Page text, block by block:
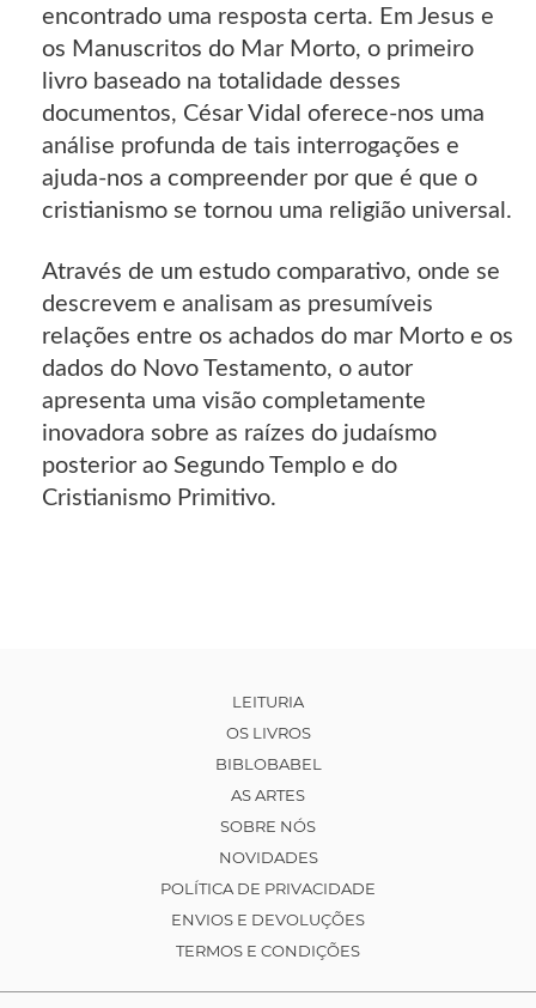
encontrado uma resposta certa. Em Jesus e
os Manuscritos do Mar Morto, o primeiro
livro baseado na totalidade desses
documentos, César Vidal oferece-nos uma
análise profunda de tais interrogações e
ajuda-nos a compreender por que é que o
cristianismo se tornou uma religião universal.
Através de um estudo comparativo, onde se
descrevem e analisam as presumíveis
relações entre os achados do mar Morto e os
dados do Novo Testamento, o autor
apresenta uma visão completamente
inovadora sobre as raízes do judaísmo
posterior ao Segundo Templo e do
Cristianismo Primitivo.
LEITURIA
OS LIVROS
BIBLOBABEL
AS ARTES
SOBRE NÓS
NOVIDADES
POLÍTICA DE PRIVACIDADE
ENVIOS E DEVOLUÇÕES
TERMOS E CONDIÇÕES